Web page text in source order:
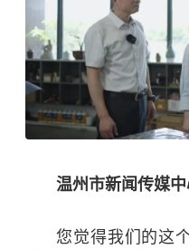
温州市新闻传媒中
您觉得我们的这